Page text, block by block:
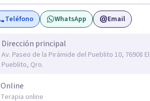
Teléfono WhatsApp Email
Dirección principal
Av. Paseo de la Pirámide del Pueblito 10, 76908 El
Pueblito, Qro.
Online
Terapia online